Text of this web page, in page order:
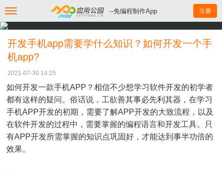
--免编程制作App 注册
开发手机app需要学什么知识？如何开发一个手
机app?
2021-07-30 14:25
如何开发一款手机APP？相信不少想学习软件开发的初学者
都有这样的疑问。俗话说，工欲善其事必先利其器，在学习
手机APP开发的初期，需要了解APP开发的大致流程，以及
在软件开发的过程中，需要掌握的编程语言和开发工具。只
有APP开发所需掌握的知识点巩固好，才能达到事半功倍的
效果。